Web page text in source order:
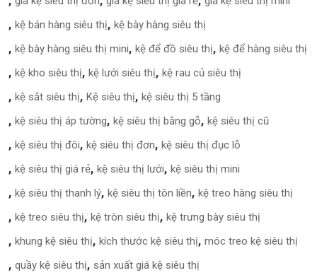
kệ bán hàng siêu thị kệ bày hàng siêu thị
kệ bày hàng siêu thị mini kệ để đồ siêu thị kệ để hàng siêu thị
kệ kho siêu thị kệ lưới siêu thị kệ rau củ siêu thị
kệ sắt siêu thị Kệ siêu thị kệ siêu thị 5 tầng
kệ siêu thị áp tường kệ siêu thị bằng gỗ kệ siêu thị cũ
kệ siêu thị đôi kệ siêu thị đơn kệ siêu thị đục lỗ
kệ siêu thị giá rẻ kệ siêu thị lưới kệ siêu thị mini
kệ siêu thị thanh lý kệ siêu thị tôn liền kệ treo hàng siêu thị
kệ treo siêu thị kệ tròn siêu thị kệ trưng bày siêu thị
khung kệ siêu thị kích thước kệ siêu thị móc treo kệ siêu thị
quầy kệ siêu thị
sản xuất giá kệ siêu thị